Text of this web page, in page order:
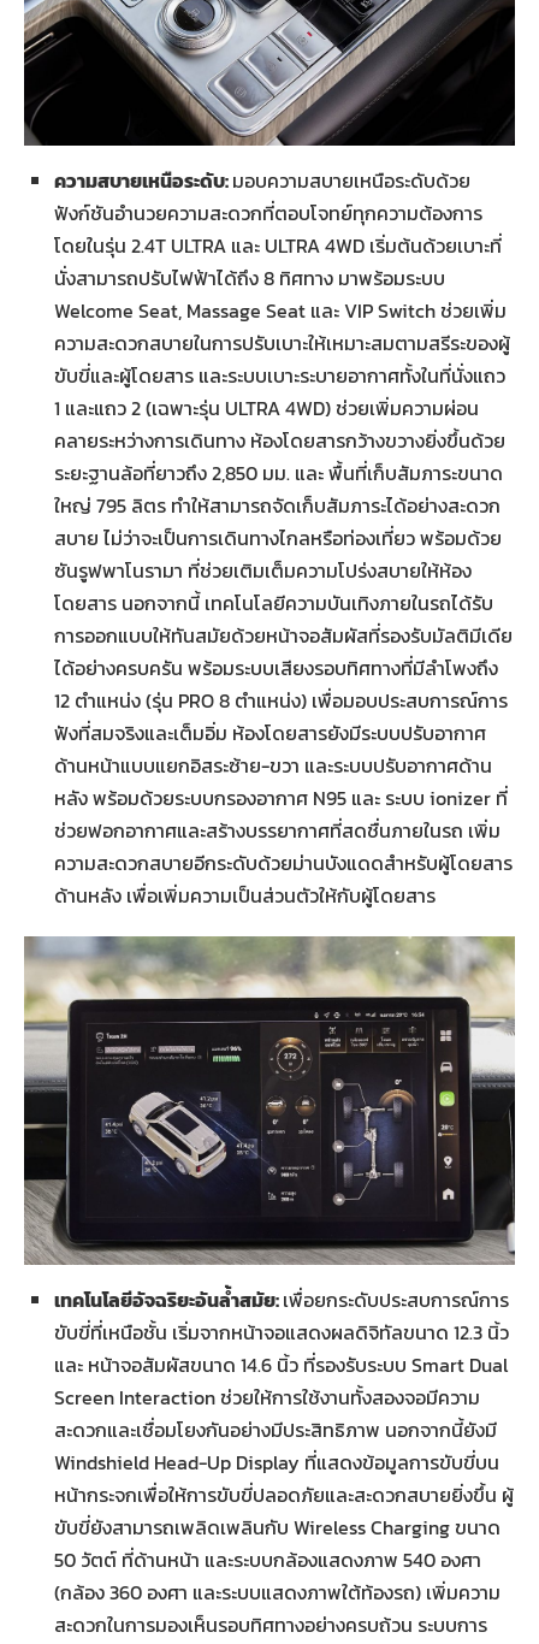
ความสบายเหนือระดับ:มอบความสบายเหนือระดับด้วย
ฟังก์ชันอำนวยความสะดวกที่ตอบโจทย์ทุกความต้องการ
โดยในรุ่น 2.4T ULTRA และ ULTRA 4WD เริ่มต้นด้วยเบาะที่
นั่งสามารถปรับไฟฟ้าได้ถึง 8 ทิศทาง มาพร้อมระบบ
Welcome Seat, Massage Seat และ VIP Switch ช่วยเพิ่ม
ความสะดวกสบายในการปรับเบาะให้เหมาะสมตามสรีระของผู้
ขับขี่และผู้โดยสาร และระบบเบาะระบายอากาศทั้งในที่นั่งแถว
1 และแถว 2 (เฉพาะรุ่น ULTRA 4WD) ช่วยเพิ่มความผ่อน
คลายระหว่างการเดินทาง ห้องโดยสารกว้างขวางยิ่งขึ้นด้วย
ระยะฐานล้อที่ยาวถึง 2,850 มม. และ พื้นที่เก็บสัมภาระขนาด
ใหญ่ 795 ลิตร ทำให้สามารถจัดเก็บสัมภาระได้อย่างสะดวก
สบาย ไม่ว่าจะเป็นการเดินทางไกลหรือท่องเที่ยว พร้อมด้วย
ซันรูฟพาโนรามา ที่ช่วยเติมเต็มความโปร่งสบายให้ห้อง
โดยสาร นอกจากนี้ เทคโนโลยีความบันเทิงภายในรถได้รับ
การออกแบบให้ทันสมัยด้วยหน้าจอสัมผัสที่รองรับมัลติมีเดีย
ได้อย่างครบครัน พร้อมระบบเสียงรอบทิศทางที่มีลำโพงถึง
12 ตำแหน่ง (รุ่น PRO 8 ตำแหน่ง) เพื่อมอบประสบการณ์การ
ฟังที่สมจริงและเต็มอิ่ม ห้องโดยสารยังมีระบบปรับอากาศ
ด้านหน้าแบบแยกอิสระซ้าย-ขวา และระบบปรับอากาศด้าน
หลัง พร้อมด้วยระบบกรองอากาศ N95 และ ระบบ ionizer ที่
ช่วยฟอกอากาศและสร้างบรรยากาศที่สดชื่นภายในรถ เพิ่ม
ความสะดวกสบายอีกระดับด้วยม่านบังแดดสำหรับผู้โดยสาร
ด้านหลัง เพื่อเพิ่มความเป็นส่วนตัวให้กับผู้โดยสาร
เทคโนโลยีอัจฉริยะอันล้ำสมัย:เพื่อยกระดับประสบการณ์การ
ขับขี่ที่เหนือชั้น เริ่มจากหน้าจอแสดงผลดิจิทัลขนาด 12.3 นิ้ว
และ หน้าจอสัมผัสขนาด 14.6 นิ้ว ที่รองรับระบบ Smart Dual
Screen Interaction ช่วยให้การใช้งานทั้งสองจอมีความ
สะดวกและเชื่อมโยงกันอย่างมีประสิทธิภาพ นอกจากนี้ยังมี
Windshield Head-Up Display ที่แสดงข้อมูลการขับขี่บน
หน้ากระจกเพื่อให้การขับขี่ปลอดภัยและสะดวกสบายยิ่งขึ้น ผู้
ขับขี่ยังสามารถเพลิดเพลินกับ Wireless Charging ขนาด
50 วัตต์ ที่ด้านหน้า และระบบกล้องแสดงภาพ 540 องศา
(กล้อง 360 องศา และระบบแสดงภาพใต้ท้องรถ) เพิ่มความ
สะดวกในการมองเห็นรอบทิศทางอย่างครบถ้วน ระบบการ